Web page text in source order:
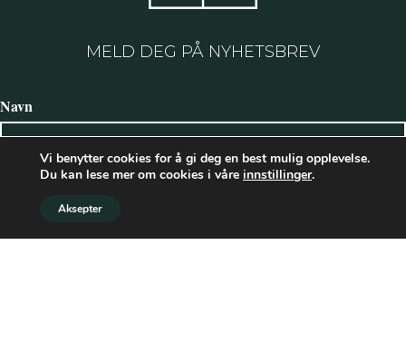
MELD DEG PÅ NYHETSBREV
Navn
Vi benytter cookies for å gi deg en best mulig opplevelse.
Du kan lese mer om cookies i våre innstillinger.
Aksepter